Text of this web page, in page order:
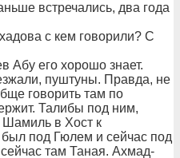
встречались, два года
с кем говорили? С
Абу его хорошо знает.
пуштуны. Правда, не
говорить там по
Талибы под ним,
Шамиль в Хост к
был под Гюлем и сейчас под
там Таная. Ахмад-